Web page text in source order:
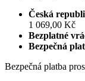
Česká
1 069,00 Kč
Bezplatné
Bezpečná
Bezpečná platba